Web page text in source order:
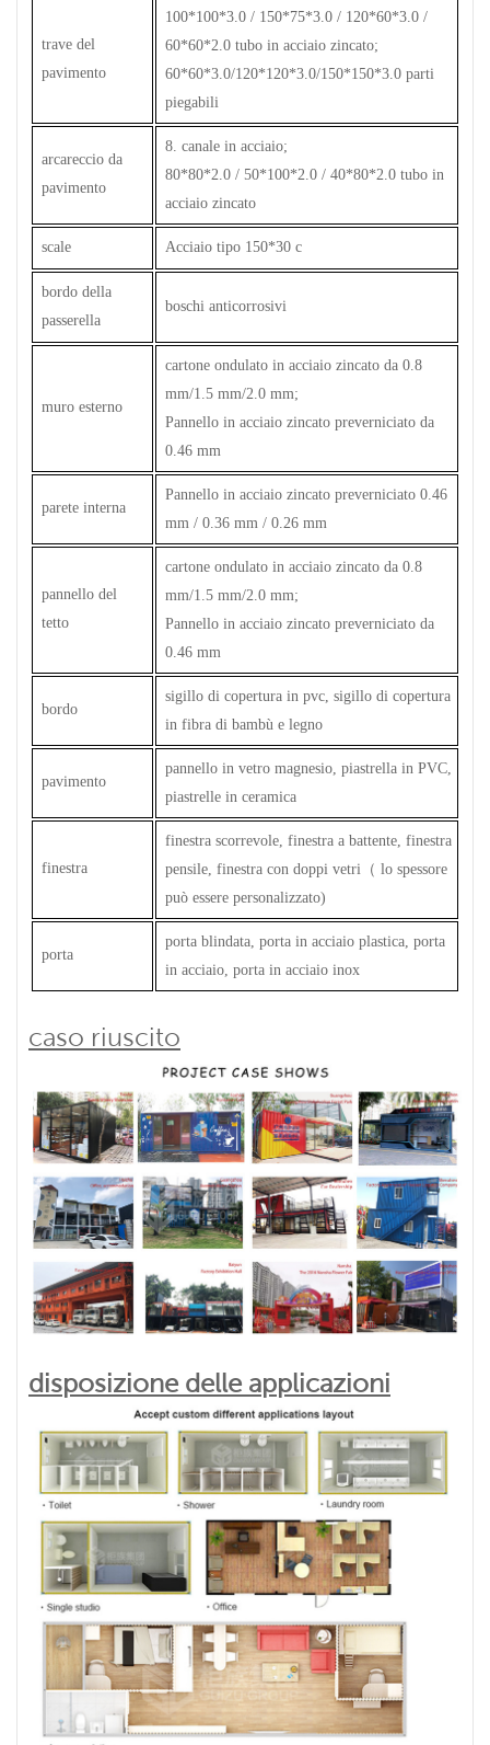
trave del
pavimento
100*100*3.0 / 150*75*3.0 / 120*60*3.0 /
60*60*2.0 tubo in acciaio zincato;
60*60*3.0/120*120*3.0/150*150*3.0 parti
piegabili
arcareccio da
pavimento
8. canale in acciaio;
80*80*2.0 / 50*100*2.0 / 40*80*2.0 tubo in
acciaio zincato
scale Acciaio tipo 150*30 c
bordo della
passerella
boschi anticorrosivi
muro esterno
cartone ondulato in acciaio zincato da 0.8
mm/1.5 mm/2.0 mm;
Pannello in acciaio zincato preverniciato da
0.46 mm
parete interna
Pannello in acciaio zincato preverniciato 0.46
mm / 0.36 mm / 0.26 mm
pannello del
tetto
cartone ondulato in acciaio zincato da 0.8
mm/1.5 mm/2.0 mm;
Pannello in acciaio zincato preverniciato da
0.46 mm
bordo
sigillo di copertura in pvc, sigillo di copertura
in fibra di bambù e legno
pavimento
pannello in vetro magnesio, piastrella in PVC,
piastrelle in ceramica
finestra
finestra scorrevole, finestra a battente, finestra
pensile, finestra con doppi vetri （ lo spessore
può essere personalizzato)
porta
porta blindata, porta in acciaio plastica, porta
in acciaio, porta in acciaio inox
caso riuscito
disposizione delle applicazioni